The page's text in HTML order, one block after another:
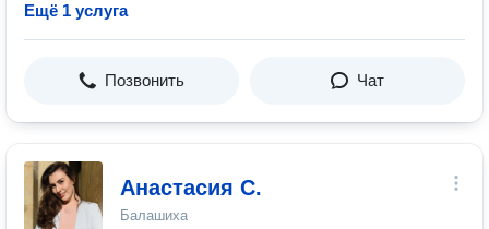
Ещё 1 услуга
Позвонить Чат
Анастасия С.
Балашиха